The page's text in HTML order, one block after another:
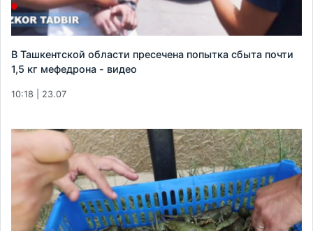
В Ташкентской области пресечена попытка сбыта почти
1,5 кг мефедрона - видео
10:18 | 23.07